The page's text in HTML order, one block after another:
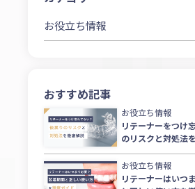
お役立ち情報
おすすめ記事
お役立ち情報
リテーナーをつけ
のリスクと対処法
お役立ち情報
リテーナーはいつ